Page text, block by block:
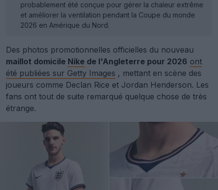
probablement été conçue pour gérer la chaleur extrême
et améliorer la ventilation pendant la Coupe du monde
2026 en Amérique du Nord.
Des photos promotionnelles officielles du nouveau
maillot domicile Nike de l'Angleterre pour 2026 ont
été publiées sur Getty Images , mettant en scène des
joueurs comme Declan Rice et Jordan Henderson. Les
fans ont tout de suite remarqué quelque chose de très
étrange.